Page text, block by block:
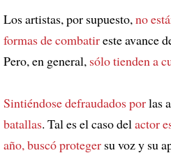
Los artistas, por supuesto, no
formas de combatireste avance
Pero, en general, sólo tienden a
Sintiéndose defraudados porlas
batallas. Tal es el caso del actor
año, buscó proteger su voz y su